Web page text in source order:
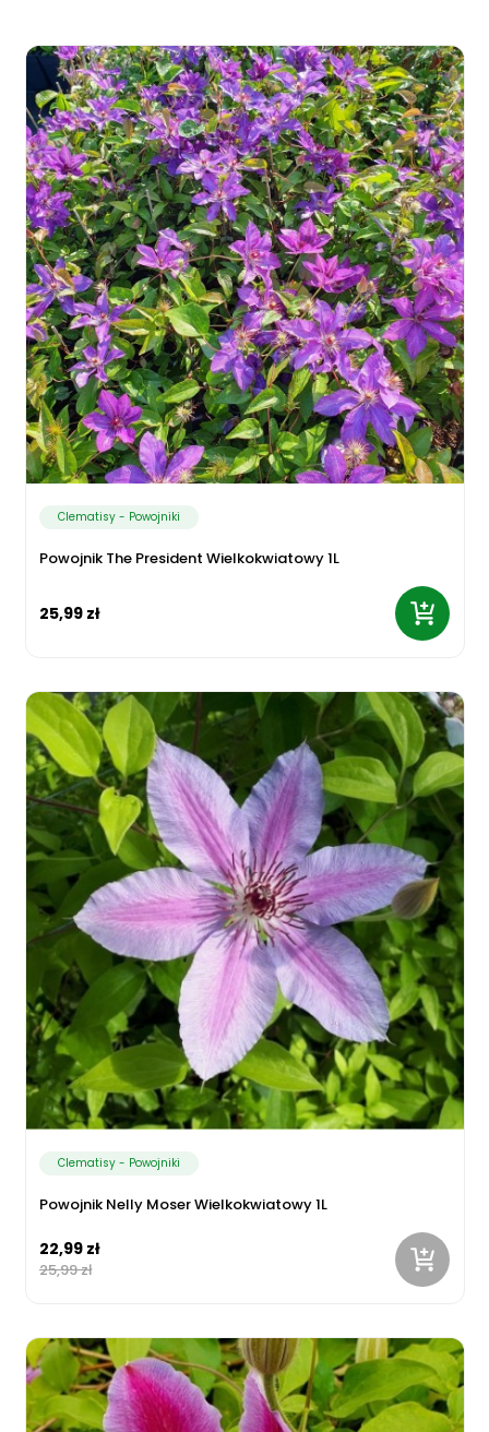
Clematisy - Powojniki
Powojnik The President Wielkokwiatowy 1L
25,99 zł
Clematisy - Powojniki
Powojnik Nelly Moser Wielkokwiatowy 1L
22,99 zł
25,99 zł